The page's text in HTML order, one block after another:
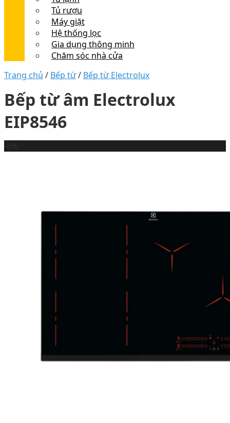
Tủ rượu
Máy giặt
Hệ thống lọc
Gia dụng thông minh
Chăm sóc nhà cửa
Trang chủ / Bếp từ/ Bếp từ Electrolux
Bếp từ âm Electrolux
EIP8546